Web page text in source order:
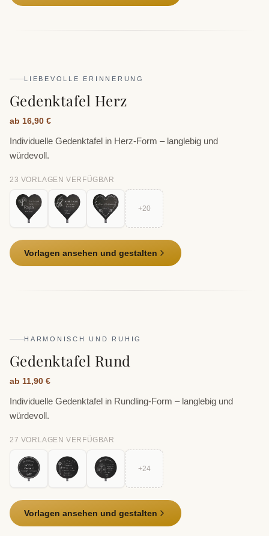
LIEBEVOLLE ERINNERUNG
Gedenktafel Herz
ab 16,90 €
Individuelle Gedenktafel in Herz-Form – langlebig und
würdevoll.
23 VORLAGE N VERFÜGBAR
+20
Vorlagen ansehen und gestalten
HARMONISCH UND RUHIG
Gedenktafel Rund
ab 11,90 €
Individuelle Gedenktafel in Rundling-Form – langlebig und
würdevoll.
27 VORLAGE N VERFÜGBAR
+24
Vorlagen ansehen und gestalten